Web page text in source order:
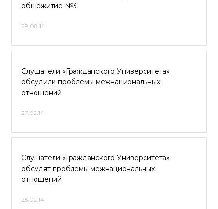
общежитие №3
29.08.14
Слушатели «Гражданского Университета»
обсудили проблемы межнациональных
отношений
27.02.14
Слушатели «Гражданского Университета»
обсудят проблемы межнациональных
отношений
25.02.14